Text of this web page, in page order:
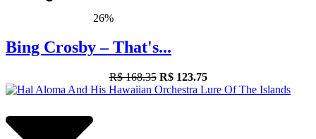
26%
Bing Crosby – That's...
R$ 168.35 R$ 123.75